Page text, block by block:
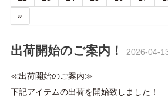
»
出荷開始のご案内！ 2026-04-
≪出荷開始のご案内≫
下記アイテムの出荷を開始致しました！